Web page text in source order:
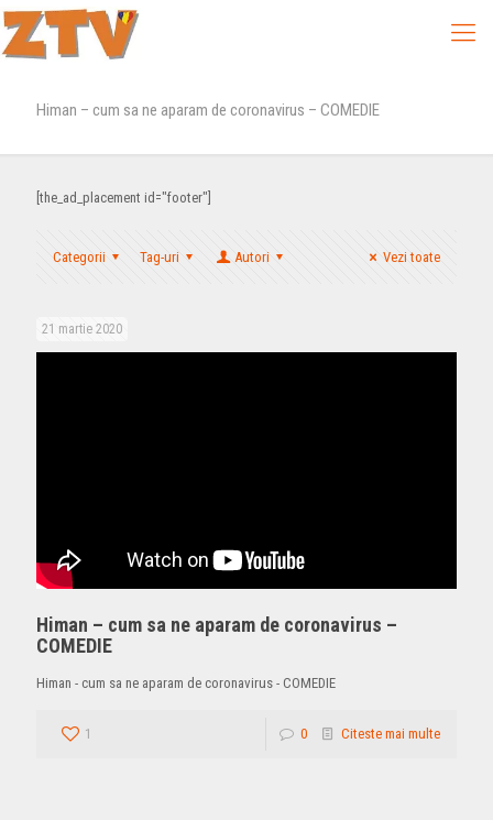
Himan – cum sa ne aparam de coronavirus – COMEDIE
[the_ad_placement id="footer"]
Categorii Tag-uri Autori Vezi toate
21 martie 2020
Himan – cum sa ne aparam de coronavirus –
COMEDIE
Himan - cum sa ne aparam de coronavirus - COMEDIE
1 0 Citeste mai multe